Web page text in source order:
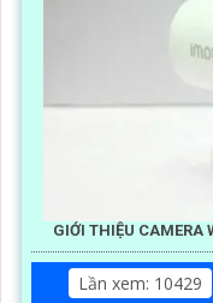
GIỚI THIỆU
Lần xem: 10429